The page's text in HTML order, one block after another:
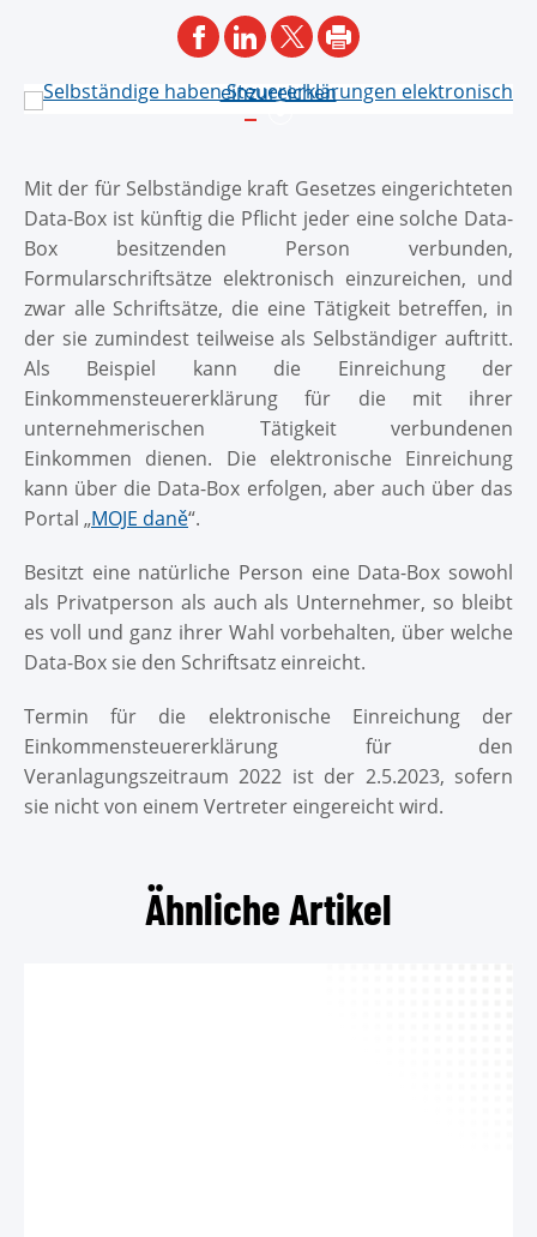
Mit der für Selbständige kraft Gesetzes eingerichteten
Data-Box ist künftig die Pflicht jeder eine solche Data-
Box besitzenden Person verbunden,
Formularschriftsätze elektronisch einzureichen, und
zwar alle Schriftsätze, die eine Tätigkeit betreffen, in
der sie zumindest teilweise als Selbständiger auftritt.
Als Beispiel kann die Einreichung der
Einkommensteuererklärung für die mit ihrer
unternehmerischen Tätigkeit verbundenen
Einkommen dienen. Die elektronische Einreichung
kann über die Data-Box erfolgen, aber auch über das
Portal „MOJE daně“.
Besitzt eine natürliche Person eine Data-Box sowohl
als Privatperson als auch als Unternehmer, so bleibt
es voll und ganz ihrer Wahl vorbehalten, über welche
Data-Box sie den Schriftsatz einreicht.
Termin für die elektronische Einreichung der
Einkommensteuererklärung für den
Veranlagungszeitraum 2022 ist der 2.5.2023, sofern
sie nicht von einem Vertreter eingereicht wird.
Ähnliche Artikel
TEL
MAIL